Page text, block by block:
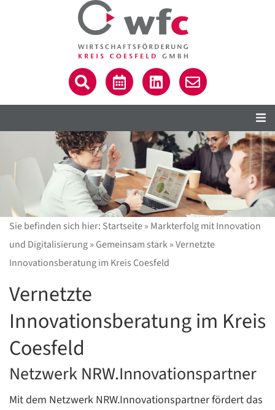
Sie befinden sich hier: Startseite» Markterfolg mit Innovation
und Digitalisierung» Gemeinsam stark»Vernetzte
Innovationsberatung im Kreis Coesfeld
Vernetzte
Innovationsberatung im Kreis
Coesfeld
Netzwerk NRW.Innovationspartner
Mit dem Netzwerk NRW.Innovationspartner fördert das